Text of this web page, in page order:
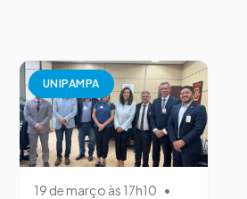
UNIPAMPA
19 de março às 17h10 •